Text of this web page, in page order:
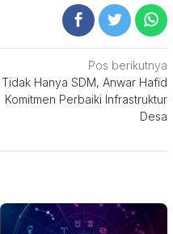
Pos berikutnya
Tidak Hanya SDM, Anwar Hafid
Komitmen Perbaiki Infrastruktur
Desa